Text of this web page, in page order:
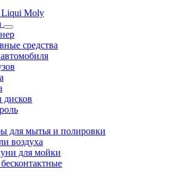
Moly
средства
для мытья и полировки
воздуха
для мойки